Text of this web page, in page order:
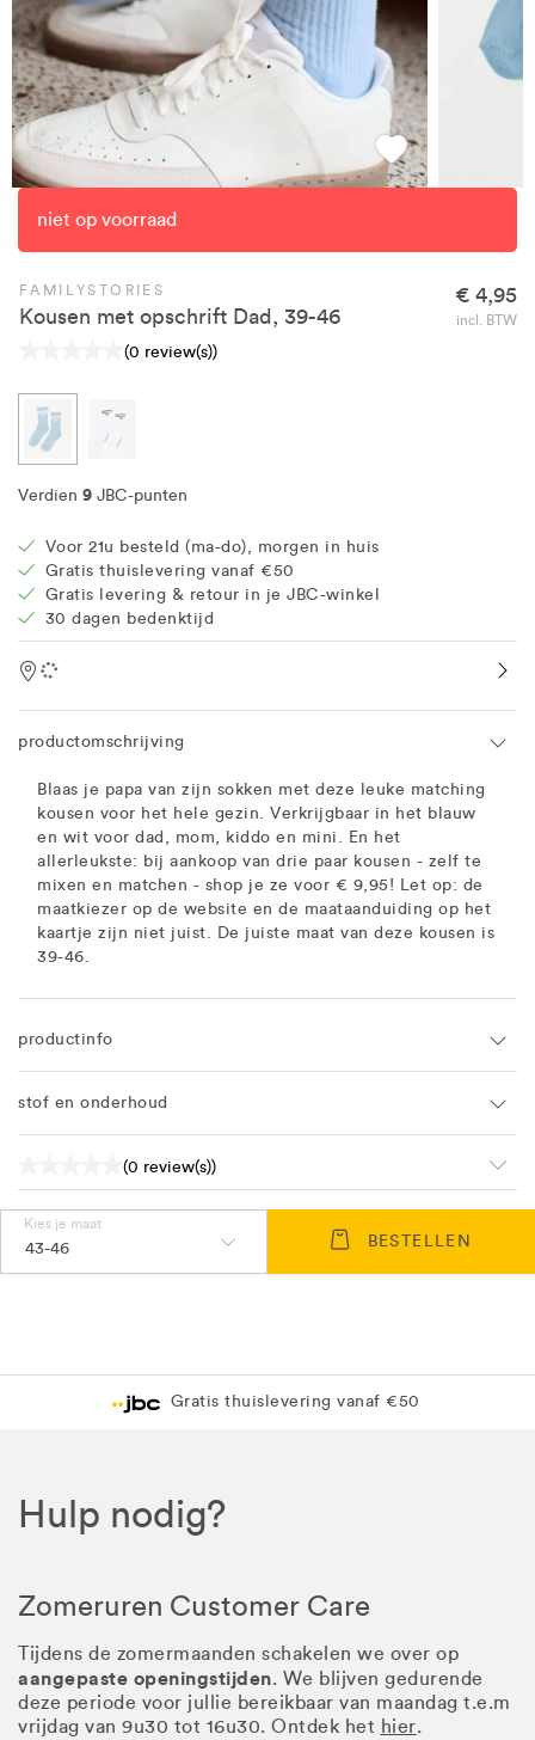
niet op voorraad
FAMILYSTORIES
Kousen met opschrift Dad, 39-46
(0 review(s))
€ 4,95
incl. BTW
Verdien 9 JBC-punten
Voor 21u besteld (ma-do), morgen in huis
Gratis thuislevering vanaf €50
Gratis levering & retour in je JBC-winkel
30 dagen bedenktijd
Location
productomschrijving
Blaas je papa van zijn sokken met deze leuke matching
kousen voor het hele gezin. Verkrijgbaar in het blauw
en wit voor dad, mom, kiddo en mini. En het
allerleukste: bij aankoop van drie paar kousen - zelf te
mixen en matchen - shop je ze voor € 9,95! Let op: de
maatkiezer op de website en de maataanduiding op het
kaartje zijn niet juist. De juiste maat van deze kousen is
39-46.
productinfo
stof en onderhoud
(0 review(s))
Kies je maat
43-46 BESTELLEN
Gratis thuislevering vanaf €50
Hulp nodig?
Zomeruren Customer Care
Tijdens de zomermaanden schakelen we over op
aangepaste openingstijden. We blijven gedurende
deze periode voor jullie bereikbaar van maandag t.e.m
vrijdag van 9u30 tot 16u30. Ontdek het hier.